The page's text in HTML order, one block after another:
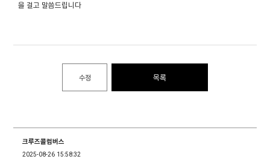
을 걸고 말씀드립니다
수정 목록
크루즈콜럼버스
2025-08-26 15:58:32